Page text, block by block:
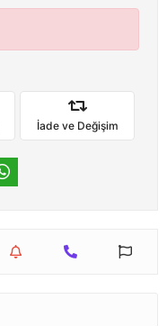
İade ve Değişim